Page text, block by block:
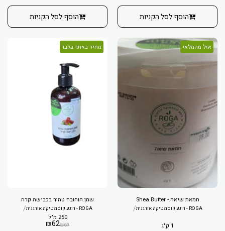
הוסף לסל הקניות הוסף לסל הקניות
אזל מהמלאי
חמאת שיאה - Shea Butter
ROGA - רוגע קוסמטיקה אורגנית /
1 ק"ג
מחיר באתר בלבד
שמן חוחובה טהור בכבישה קרה
ROGA - רוגע קוסמטיקה אורגנית /
250 מ"ל
₪69
₪62